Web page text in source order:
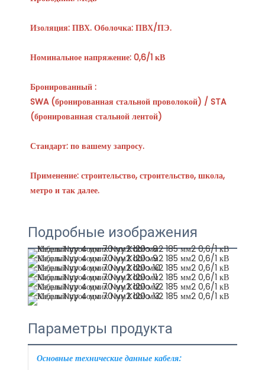
SWA (бронированная стальной проволокой) / STA
Применение: строительство, строительство, школа,
Подробные изображения
Параметры продукта
Основные технические данные кабеля: